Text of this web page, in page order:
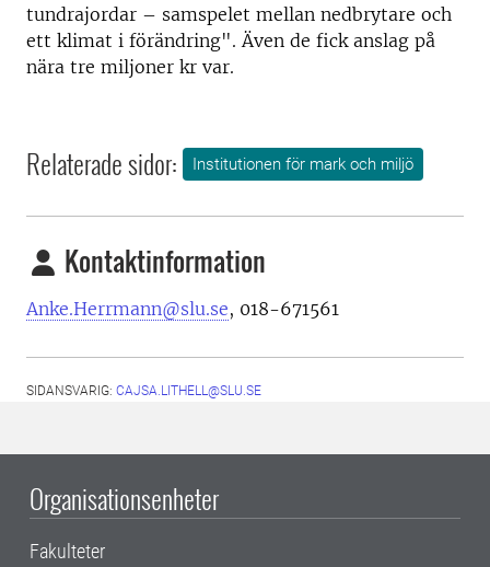
tundrajordar – samspelet mellan nedbrytare och
ett klimat i förändring". Även de fick anslag på
nära tre miljoner kr var.
Relaterade sidor: Institutionen för mark och miljö
Kontaktinformation
Anke.Herrmann@slu.se, 018-671561
SIDANSVARIG: CAJSA.LITHELL@SLU.SE
Organisationsenheter
Fakulteter